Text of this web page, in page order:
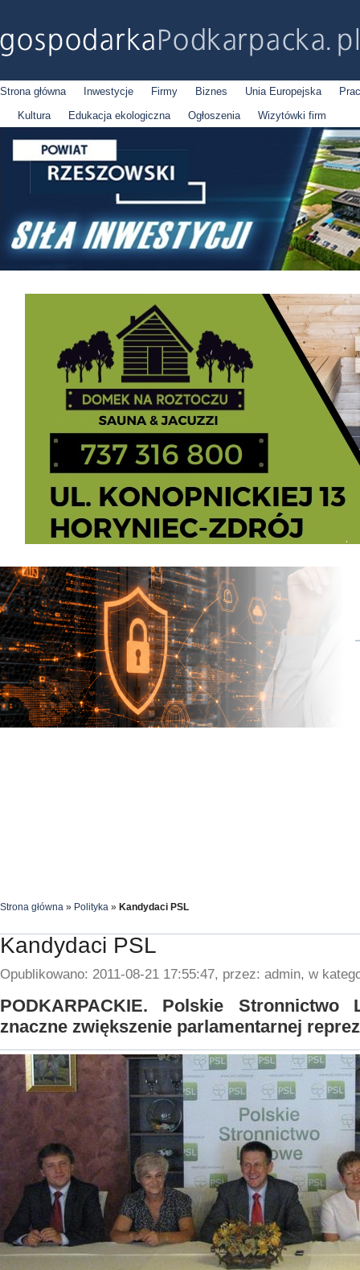
Strona główna Inwestycje Firmy Biznes Unia Europejska
Kultura
Edukacja ekologiczna Ogłoszenia Wizytówki firm
Strona główna » Polityka » Kandydaci PSL
Kandydaci PSL
Opublikowano: 2011-08-21 17:55:47, przez: admin, w
PODKARPACKIE. Polskie
znaczne zwiększenie parlamentarnej